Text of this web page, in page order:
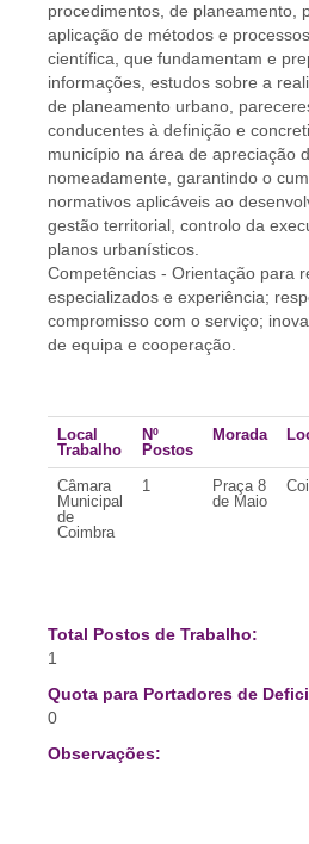
procedimentos, de planeamento,
aplicação de métodos e
científica, que fundamentam e
informações, estudos sobre a
de planeamento urbano,
conducentes à definição e
município na área de apreciação
nomeadamente, garantindo o
normativos aplicáveis ao
gestão territorial, controlo da
planos urbanísticos.
Competências - Orientação para
especializados e experiência;
compromisso com o serviço;
de equipa e cooperação.
Local
Trabalho
Nº
Postos
Morada
Câmara
Municipal
de
Coimbra
1
Praça 8
de Maio
Total Postos de Trabalho:
1
Quota para Portadores de
0
Observações: